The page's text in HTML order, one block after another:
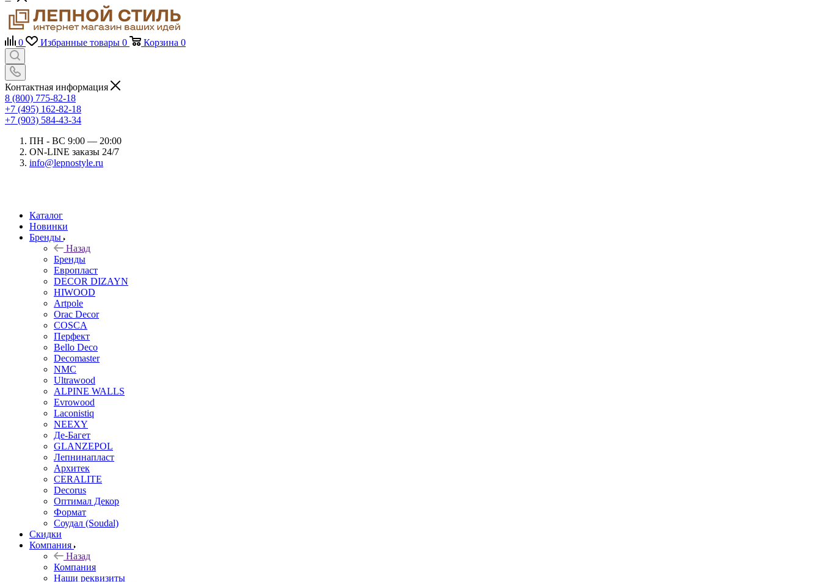
0 Избранные товары 0 Корзина 0
Контактная информация
8 (800) 775-82-18
+7 (495) 162-82-18
+7 (903) 584-43-34
ПН - ВС 9:00 — 20:00
ON-LINE заказы 24/7
info@lepnostyle.ru
Каталог
Новинки
Бренды
Назад
Бренды
Европласт
DECOR DIZAYN
HIWOOD
Artpole
Orac Decor
COSCA
Перфект
Bello Deco
Decomaster
NMС
Ultrawood
ALPINE WALLS
Evrowood
Laconistiq
NEEXY
Де-Багет
GLANZEPOL
Лепнинапласт
Архитек
CERALITE
Decorus
Оптимал Декор
Формат
Соудал (Soudal)
Скидки
Компания
Назад
Компания
Наши реквизиты